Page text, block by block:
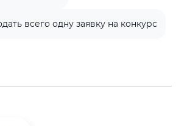
всего одну заявку на конкурс